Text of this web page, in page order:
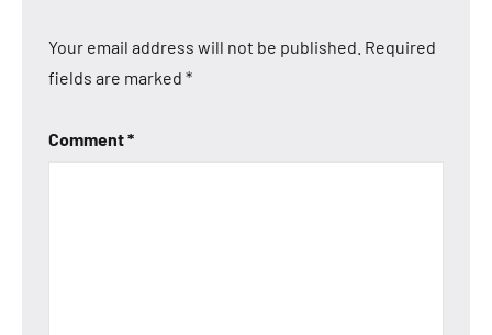
Your email address will not be published. Required
fields are marked *
Comment*